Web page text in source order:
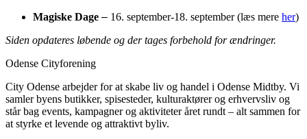
Magiske Dage – 16. september-18. september (læs mere her)
Siden opdateres løbende og der tages forbehold for ændringer.
Odense Cityforening
City Odense arbejder for at skabe liv og handel i Odense Midtby. Vi
samler byens butikker, spisesteder, kulturaktører og erhvervsliv og
står bag events, kampagner og aktiviteter året rundt – alt sammen for
at styrke et levende og attraktivt byliv.